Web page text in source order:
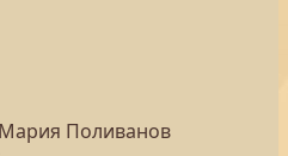
Поливанов